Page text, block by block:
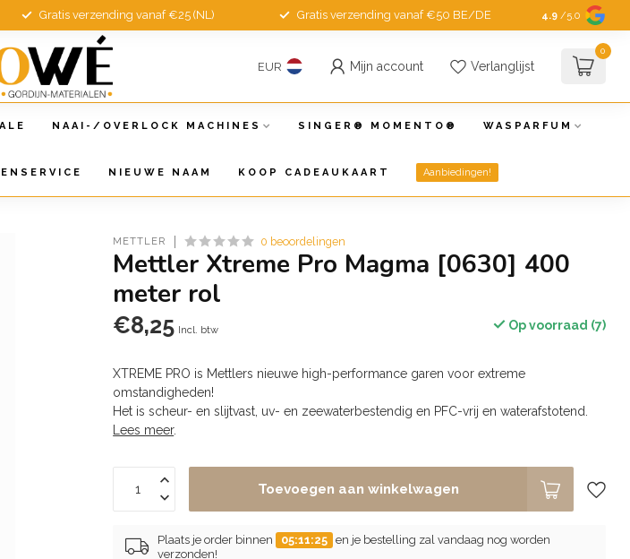
Gratis verzending vanaf €25 (NL) Gratis verzending vanaf €50 BE/DE 4.9 /5.0
EUR Mijn account Verlanglijst
0
NAAI-/OVERLOCK MACHINES SINGER® MOMENTO® WASPARFUM
NIEUWE NAAM KOOP CADEAUKAART Aanbiedingen!
METTLER 0 beoordelingen
Mettler Xtreme Pro Magma [0630] 400
meter rol
€8,25 Incl. btw Op voorraad (7)
XTREME PRO is Mettlers nieuwe high-performance garen voor extreme
omstandigheden!
Het is scheur- en slijtvast, uv- en zeewaterbestendig en PFC-vrij en waterafstotend.
Lees meer.
Toevoegen aan winkelwagen
Plaats je order binnen 05:11:24 en je bestelling zal vandaag nog worden
verzonden!